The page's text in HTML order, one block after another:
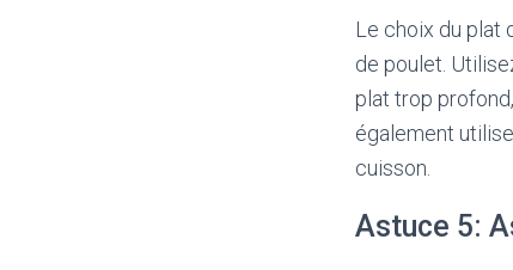
Le choix du plat
de poulet.
plat trop
également
cuisson.
Astuce 5: